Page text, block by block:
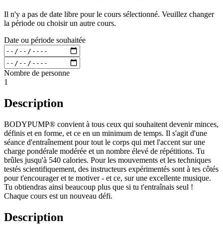
Il n'y a pas de date libre pour le cours sélectionné. Veuillez changer
la période ou choisir un autre cours.
Date ou période souhaitée
Nombre de personne
1
Description
BODYPUMP® convient à tous ceux qui souhaitent devenir minces,
définis et en forme, et ce en un minimum de temps. Il s'agit d'une
séance d'entraînement pour tout le corps qui met l'accent sur une
charge pondérale modérée et un nombre élevé de répétitions. Tu
brûles jusqu'à 540 calories. Pour les mouvements et les techniques
testés scientifiquement, des instructeurs expérimentés sont à tes côtés
pour t'encourager et te motiver - et ce, sur une excellente musique.
Tu obtiendras ainsi beaucoup plus que si tu t'entraînais seul !
Chaque cours est un nouveau défi.
Description